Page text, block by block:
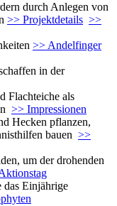
durch Anlegen von
>> Projektdetails >>
>> Andelfinger
in der
Flachteiche als
>> Impressionen
Hecken pflanzen,
bauen >>
um der drohenden
Einjährige